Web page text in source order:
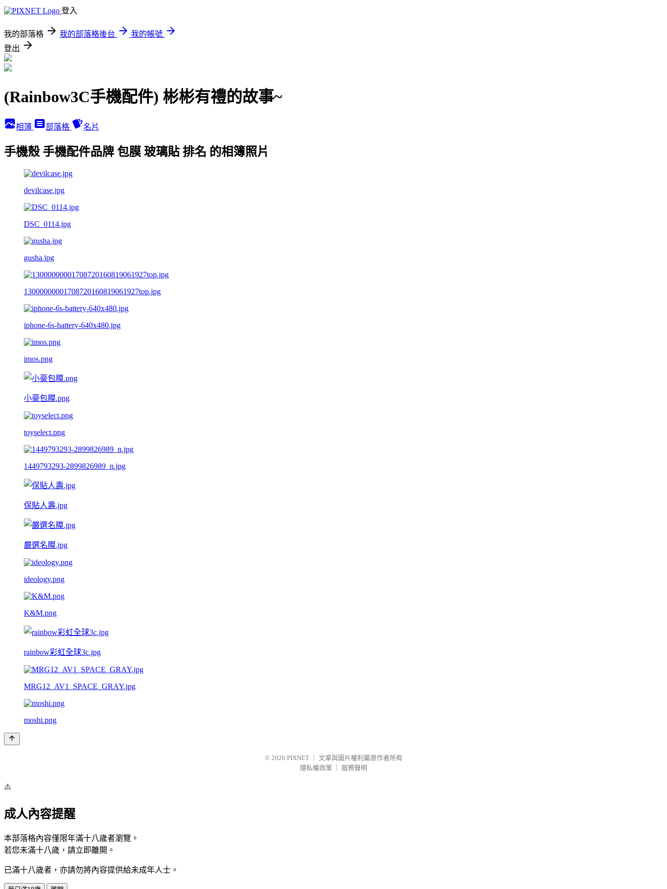
登入
我的部落格 我的部落格後台
我的帳號
登出
(Rainbow3C手機配件) 彬彬有禮的故事~
相簿 部落格 名片
手機殼 手機配件品牌 包膜 玻璃貼 排名 的相簿照片
devilcase.jpg
DSC_0114.jpg
gusha.jpg
13000000001708720160819061927top.jpg
iphone-6s-battery-640x480.jpg
imos.png
小豪包膜.png
toyselect.png
1449793293-2899826989_n.jpg
保貼人壽.jpg
嚴選名膜.jpg
ideology.png
K&M.png
rainbow彩虹全球3c.jpg
MRG12_AV1_SPACE_GRAY.jpg
moshi.png
© 2026 PIXNET
文章與圖片權利屬原作者所有
隱私權政策
服務聲明
⚠️
成人內容提醒
本部落格內容僅限年滿十八歲者瀏覽。
若您未滿十八歲，請立即離開。
已滿十八歲者，亦請勿將內容提供給未成年人士。